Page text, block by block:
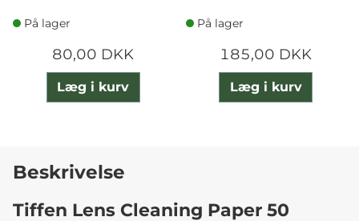
På lager
80,00 DKK
Læg i kurv
På lager
185,00 DKK
Læg i kurv
Beskrivelse
Tiffen Lens Cleaning Paper 50